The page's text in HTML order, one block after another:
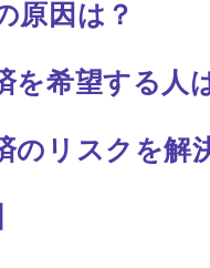
原因は？
を希望する人
のリスクを解